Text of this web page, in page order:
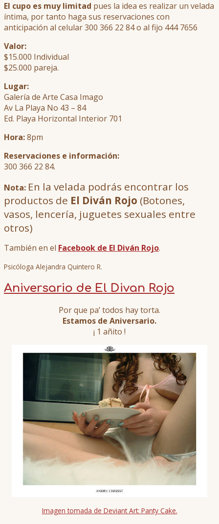
El cupo es muy limitad pues la idea es realizar un velada
íntima, por tanto haga sus reservaciones con
anticipación al celular 300 366 22 84 o al fijo 444 7656
Valor:
$15.000 Individual
$25.000 pareja.
Lugar:
Galería de Arte Casa Imago
Av La Playa No 43 – 84
Ed. Playa Horizontal Interior 701
Hora:8pm
Reservaciones e información:
300 366 22 84.
Nota: En la velada podrás encontrar los
productos de El Diván Rojo (Botones,
vasos, lencería, juguetes sexuales entre
otros)
También en el Facebook de El Diván Rojo.
Psicóloga Alejandra Quintero R.
Aniversario de El Divan Rojo
Por que pa’ todos hay torta.
Estamos de Aniversario.
¡ 1 añito !
Imagen tomada de Deviant Art: Panty Cake.